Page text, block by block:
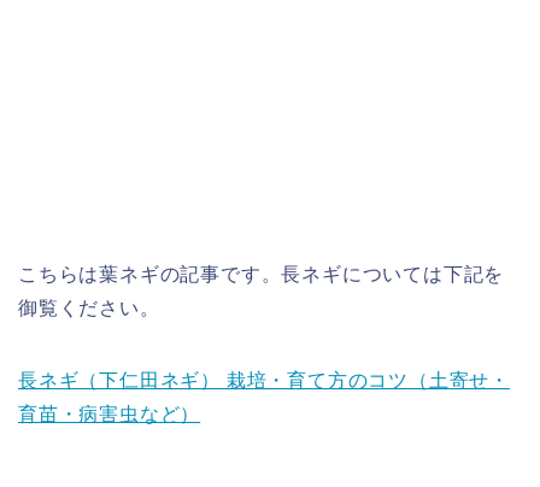
こちらは葉ネギの記事です。長ネギについては下記を
御覧ください。
長ネギ（下仁田ネギ） 栽培・育て方のコツ（土寄せ・
育苗・病害虫など）